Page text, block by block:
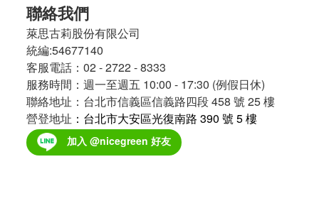
聯絡我們
萊思古莉股份有限公司
統編:54677140
客服電話：02 - 2722 - 8333
服務時間：週一至週五 10:00 - 17:30 (例假日休)
聯絡地址：台北市信義區信義路四段 458 號 25 樓
營登地址 ：台北市大安區光復南路 390 號 5 樓
加入 @nicegreen 好友